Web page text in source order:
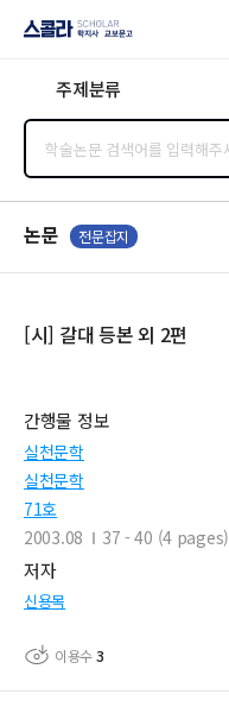
지사·교보문고
주제분류
논문 전문잡지
[시] 갈대 등본 외 2편
간행물 정보
실천문학
실천문학
71호
2003.08
37 - 40 (4 pages)
저자
신용목
이용수3